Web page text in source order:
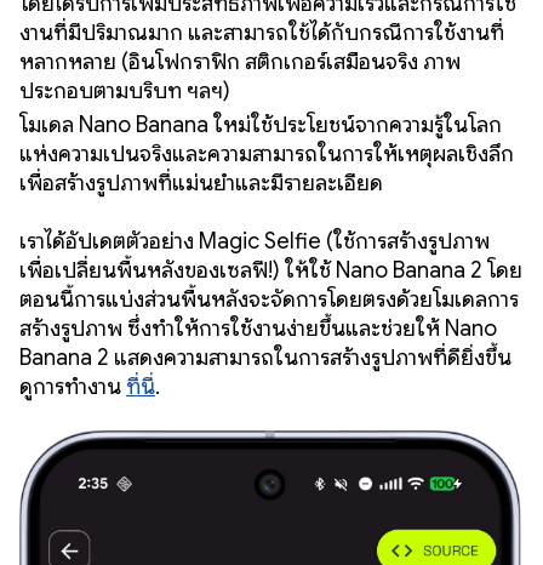
งานที่มีปริมาณมาก และสามารถใช้ได้กับกรณีการใช้งานที่
หลากหลาย (อินโฟกราฟิก สติกเกอร์เสมือนจริง ภาพ
ประกอบตามบริบท ฯลฯ)
โมเดล Nano Banana ใหม่ใช้ประโยชน์จากความรู้ในโลก
แห่งความเป็นจริงและความสามารถในการให้เหตุผลเชิงลึก
เพื่อสร้างรูปภาพที่แม่นยำและมีรายละเอียด
เราได้อัปเดตตัวอย่าง Magic Selfie (ใช้การสร้างรูปภาพ
เพื่อเปลี่ยนพื้นหลังของเซลฟี!) ให้ใช้ Nano Banana 2 โดย
ตอนนี้การแบ่งส่วนพื้นหลังจะจัดการโดยตรงด้วยโมเดลการ
สร้างรูปภาพ ซึ่งทำให้การใช้งานง่ายขึ้นและช่วยให้ Nano
Banana 2 แสดงความสามารถในการสร้างรูปภาพที่ดียิ่งขึ้น
ดูการทำงาน ที่นี่.